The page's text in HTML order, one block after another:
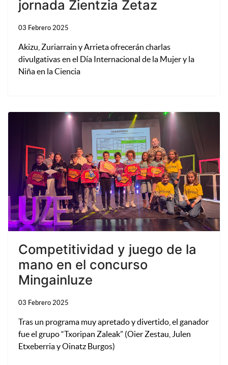
jornada Zientzia Zetaz
03 Febrero 2025
Akizu, Zuriarrain y Arrieta ofrecerán charlas
divulgativas en el Día Internacional de la Mujer y la
Niña en la Ciencia
Competitividad y juego de la
mano en el concurso
Mingainluze
03 Febrero 2025
Tras un programa muy apretado y divertido, el ganador
fue el grupo “Txoripan Zaleak” (Oier Zestau, Julen
Etxeberria y Oinatz Burgos)